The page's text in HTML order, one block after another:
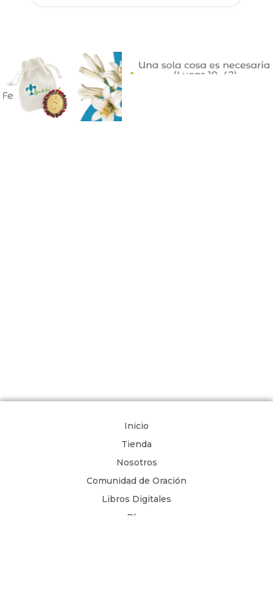
Inicio
Tienda
Nosotros
Comunidad de Oración
Libros Digitales
Blog